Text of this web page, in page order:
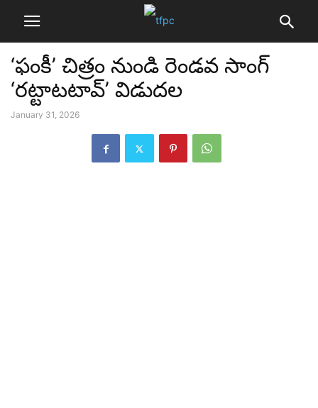
‘ఫంకీ’ చిత్రం నుండి రెండవ సాంగ్
‘రట్టాటటావ్’ విడుదల
January 31, 2026